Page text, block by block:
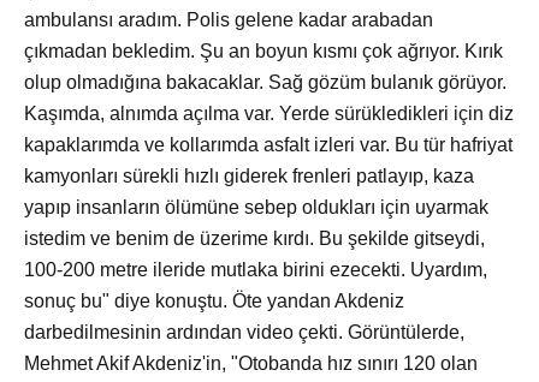
ambulansı aradım. Polis gelene kadar arabadan
çıkmadan bekledim. Şu an boyun kısmı çok ağrıyor. Kırık
olup olmadığına bakacaklar. Sağ gözüm bulanık görüyor.
Kaşımda, alnımda açılma var. Yerde sürükledikleri için diz
kapaklarımda ve kollarımda asfalt izleri var. Bu tür hafriyat
kamyonları sürekli hızlı giderek frenleri patlayıp, kaza
yapıp insanların ölümüne sebep oldukları için uyarmak
istedim ve benim de üzerime kırdı. Bu şekilde gitseydi,
100-200 metre ileride mutlaka birini ezecekti. Uyardım,
sonuç bu" diye konuştu. Öte yandan Akdeniz
darbedilmesinin ardından video çekti. Görüntülerde,
Mehmet Akif Akdeniz'in, "Otobanda hız sınırı 120 olan